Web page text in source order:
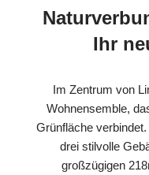
Ihr
Im Zentrum von
Wohnensemble,
Grünfläche
drei stilvolle
großzügigen